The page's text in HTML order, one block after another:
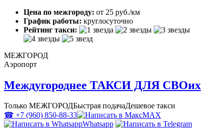
Цена по межгороду: от 25 руб./км
График работы: круглосуточно
Рейтинг такси:
МЕЖГОРОД
Аэропорт
Междугороднее ТАКСИ ДЛЯ СВОих
Только МЕЖГОРОДБыстрая подачаДешевое такси
☎ +7 (960) 850-88-33
MAX
Whatsapp